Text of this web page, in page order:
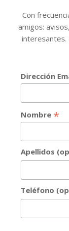
Con
amigos:
interesantes.
Dirección
Nombre *
Apellidos
Teléfono